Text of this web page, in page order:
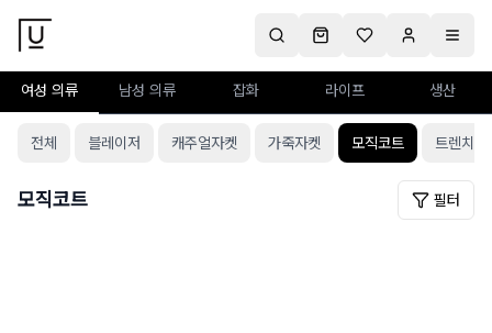
여성 의류 남성 의류 잡화 라이프 생산
전체 블레이저 캐주얼자켓 가죽자켓 모직코트 트렌치코
모직코트 필터